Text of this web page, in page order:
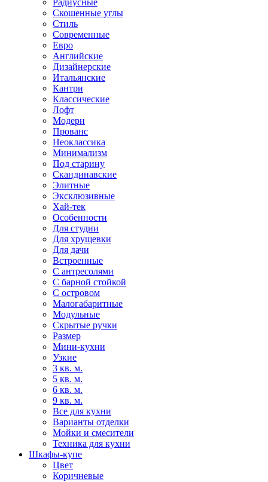
Радиусные
Скошенные углы
Стиль
Современные
Евро
Английские
Дизайнерские
Итальянские
Кантри
Классические
Лофт
Модерн
Прованс
Неоклассика
Минимализм
Под старину
Скандинавские
Элитные
Эксклюзивные
Хай-тек
Особенности
Для студии
Для хрущевки
Для дачи
Встроенные
С антресолями
С барной стойкой
С островом
Малогабаритные
Модульные
Скрытые ручки
Размер
Мини-кухни
Узкие
3 кв. м.
5 кв. м.
6 кв. м.
9 кв. м.
Все для кухни
Варианты отделки
Мойки и смесители
Техника для кухни
Шкафы-купе
Цвет
Коричневые